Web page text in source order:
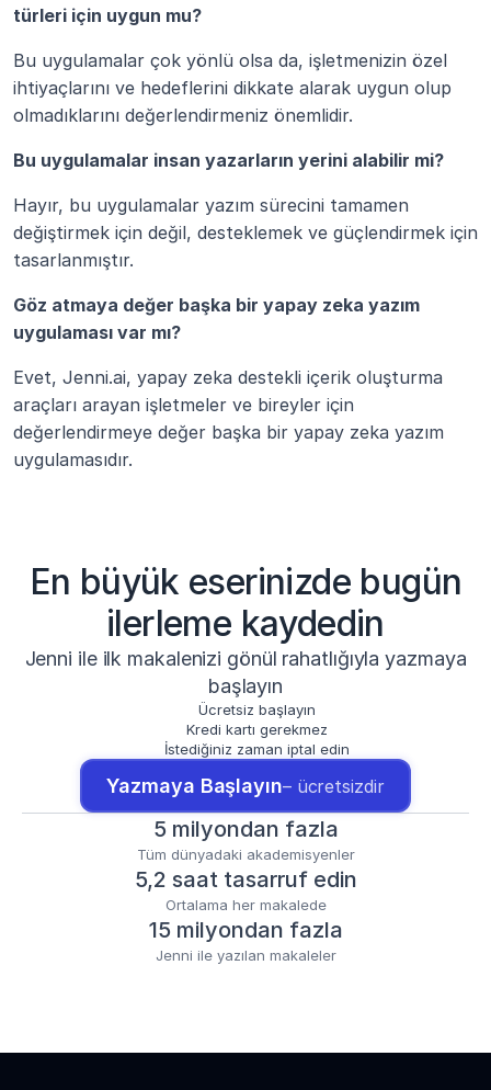
türleri için uygun mu?
Bu uygulamalar çok yönlü olsa da, işletmenizin özel
ihtiyaçlarını ve hedeflerini dikkate alarak uygun olup
olmadıklarını değerlendirmeniz önemlidir.
Bu uygulamalar insan yazarların yerini alabilir mi?
Hayır, bu uygulamalar yazım sürecini tamamen
değiştirmek için değil, desteklemek ve güçlendirmek için
tasarlanmıştır.
Göz atmaya değer başka bir yapay zeka yazım
uygulaması var mı?
Evet, Jenni.ai, yapay zeka destekli içerik oluşturma
araçları arayan işletmeler ve bireyler için
değerlendirmeye değer başka bir yapay zeka yazım
uygulamasıdır.
En büyük eserinizde bugün
ilerleme kaydedin
Jenni ile ilk makalenizi gönül rahatlığıyla yazmaya
başlayın
Ücretsiz başlayın
Kredi kartı gerekmez
İstediğiniz zaman iptal edin
Yazmaya Başlayın– ücretsizdir
5 milyondan fazla
Tüm dünyadaki akademisyenler
5,2 saat tasarruf edin
Ortalama her makalede
15 milyondan fazla
Jenni ile yazılan makaleler